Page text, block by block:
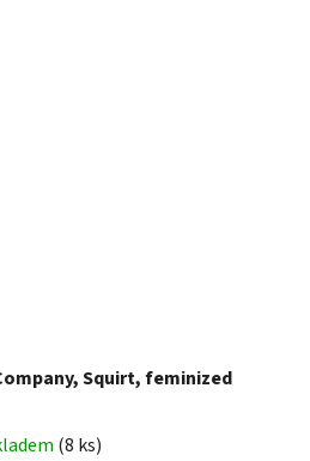
Squirt, feminized
(8 ks)